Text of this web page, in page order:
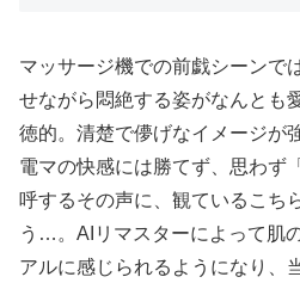
マッサージ機での前戯シーンで
せながら悶絶する姿がなんとも
徳的。清楚で儚げなイメージが
電マの快感には勝てず、思わず
呼するその声に、観ているこち
う…。AIリマスターによって肌
アルに感じられるようになり、